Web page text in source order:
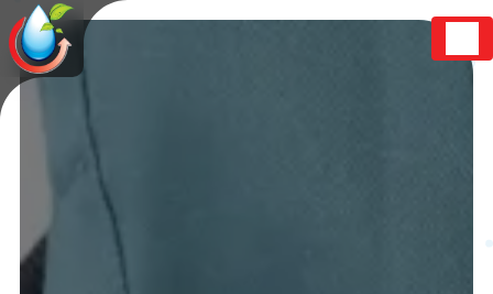
Panneau de gestion des cookies